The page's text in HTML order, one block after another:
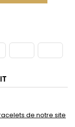
de notre site